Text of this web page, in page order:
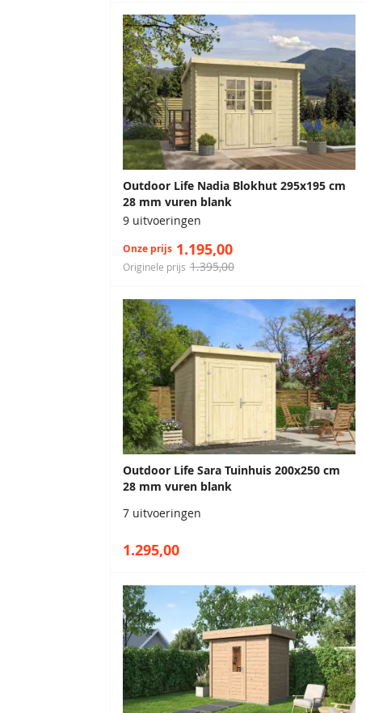
Outdoor Life Nadia Blokhut 295x195 cm
28 mm vuren blank
9 uitvoeringen
Originele prijs 1.395,00
Onze prijs 1.195,00
Outdoor Life Sara Tuinhuis 200x250 cm
28 mm vuren blank
7 uitvoeringen
1.295,00